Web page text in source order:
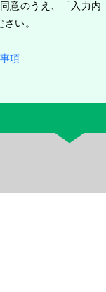
意のうえ、「入力内
い。
項